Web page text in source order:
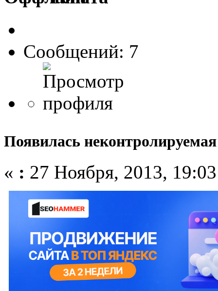
Сообщений: 7
Появилась неконтролируемая
« : 27 Ноября, 2013,